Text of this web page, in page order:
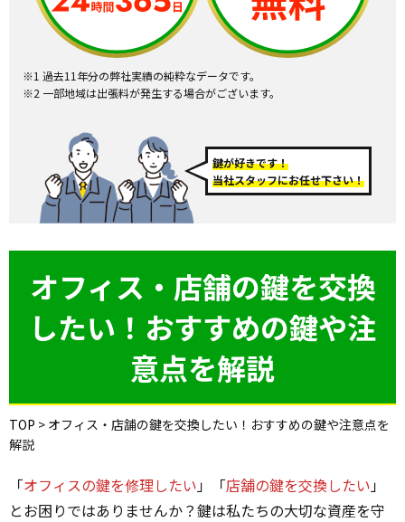
※1 過去11年分の弊社実績の純粋なデータです。
※2 一部地域は出張料が発生する場合がございます。
鍵が好きです！
当社スタッフにお任せ下さい！
オフィス・店舗の鍵を交換
したい！おすすめの鍵や注
意点を解説
TOP > オフィス・店舗の鍵を交換したい！おすすめの鍵や注意点を
解説
「オフィスの鍵を修理したい 」「店舗の鍵を交換したい 」
とお困りではありませんか？鍵は私たちの大切な資産を守